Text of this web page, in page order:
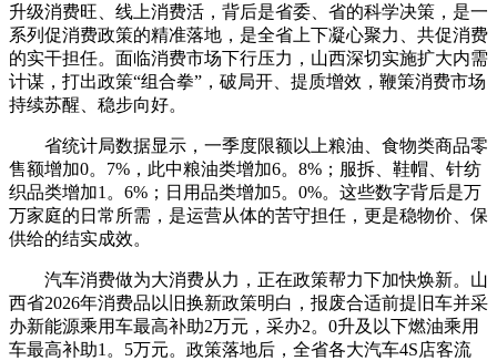
升级消费旺、线上消费活，背后是省委、省的科学决策，是一
系列促消费政策的精准落地，是全省上下凝心聚力、共促消费
的实干担任。面临消费市场下行压力，山西深切实施扩大内需
计谋，打出政策“组合拳”，破局开、提质增效，鞭策消费市场
持续苏醒、稳步向好。
省统计局数据显示，一季度限额以上粮油、食物类商品零
售额增加0。7%，此中粮油类增加6。8%；服拆、鞋帽、针纺
织品类增加1。6%；日用品类增加5。0%。这些数字背后是万
万家庭的日常所需，是运营从体的苦守担任，更是稳物价、保
供给的结实成效。
汽车消费做为大消费从力，正在政策帮力下加快焕新。山
西省2026年消费品以旧换新政策明白，报废合适前提旧车并采
办新能源乘用车最高补助2万元，采办2。0升及以下燃油乘用
车最高补助1。5万元。政策落地后，全省各大汽车4S店客流